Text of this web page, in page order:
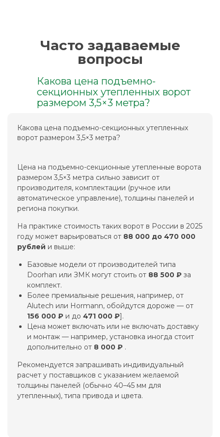
Часто задаваемые
вопросы
Какова цена подъемно-
секционных утепленных ворот
размером 3,5×3 метра?
Какова цена подъемно-секционных утепленных
ворот размером 3,5×3 метра?
Цена на подъемно-секционные утепленные ворота
размером 3,5×3 метра сильно зависит от
производителя, комплектации (ручное или
автоматическое управление), толщины панелей и
региона покупки.
На практике стоимость таких ворот в России в 2025
году может варьироваться от 88 000 до 470 000
рублей и выше:
Базовые модели от производителей типа
Doorhan или ЗМК могут стоить от 88 500 ₽ за
комплект.
Более премиальные решения, например, от
Alutech или Hormann, обойдутся дороже — от
156 000 ₽ и до 471 000 ₽].
Цена может включать или не включать доставку
и монтаж — например, установка иногда стоит
дополнительно от 8 000 ₽ .
Рекомендуется запрашивать индивидуальный
расчет у поставщиков с указанием желаемой
толщины панелей (обычно 40–45 мм для
утепленных), типа привода и цвета.